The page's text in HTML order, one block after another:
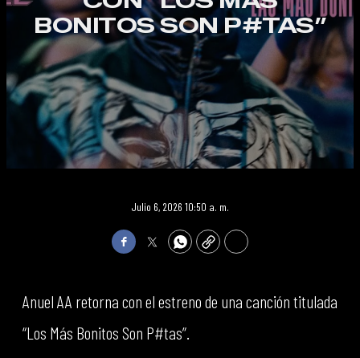
BONITOS SON P#TAS”
Julio 6, 2026 10:50 a. m.
FacebookTwitterWhatsApp
Copy Print
Anuel AA retorna con el estreno de una canción titulada
“Los Más Bonitos Son P#tas”.